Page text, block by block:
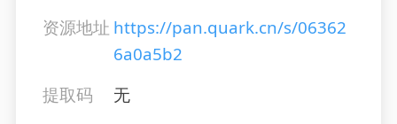
资源地址 https://pan.quark.cn/s/06362
6a0a5b2
提取码
无